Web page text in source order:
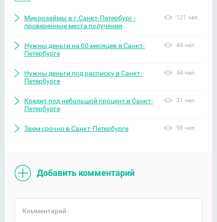
Микрозаймы в г.Санкт-Петербург -
проверенные места получения
121 чел.
Нужны деньги на 60 месяцев в Санкт-
Петербурге
44 чел.
Нужны деньги под расписку в Санкт-
Петербурге
34 чел.
Кредит под небольшой процент в Санкт-
Петербурге
31 чел.
Заем срочно в Санкт-Петербурге 58 чел.
Добавить комментарий